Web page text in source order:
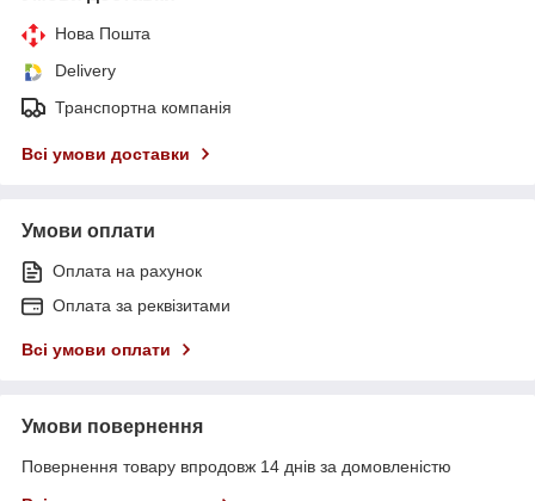
Нова Пошта
Delivery
Транспортна компанія
Всі умови доставки
Умови оплати
Оплата на рахунок
Оплата за реквізитами
Всі умови оплати
Умови повернення
Повернення товару впродовж 14 днів за домовленістю